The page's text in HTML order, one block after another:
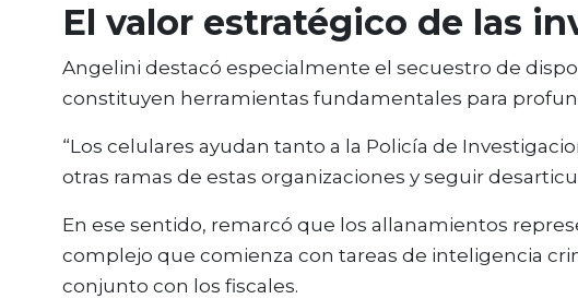
El valor estratégico de las
Angelini destacó especialmente el secuestro de
constituyen herramientas fundamentales para
“Los celulares ayudan tanto a la Policía de
otras ramas de estas organizaciones y seguir
En ese sentido, remarcó que los allanamientos
complejo que comienza con tareas de inteligencia
conjunto con los fiscales.